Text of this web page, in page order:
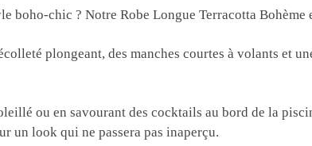
boho-chic ? Notre Robe Longue Terracotta Bohème
plongeant, des manches courtes à volants et
ou en savourant des cocktails au bord de la
un look qui ne passera pas inaperçu.